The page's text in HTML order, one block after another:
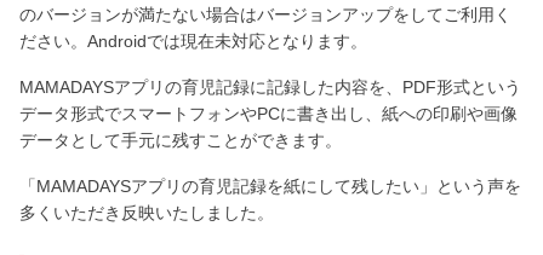
のバージョンが満たない場合はバージョンアップをしてご利用く
ださい。Androidでは現在未対応となります。
MAMADAYSアプリの育児記録に記録した内容を、PDF形式という
データ形式でスマートフォンやPCに書き出し、紙への印刷や画像
データとして手元に残すことができます。
「MAMADAYSアプリの育児記録を紙にして残したい」という声を
多くいただき反映いたしました。